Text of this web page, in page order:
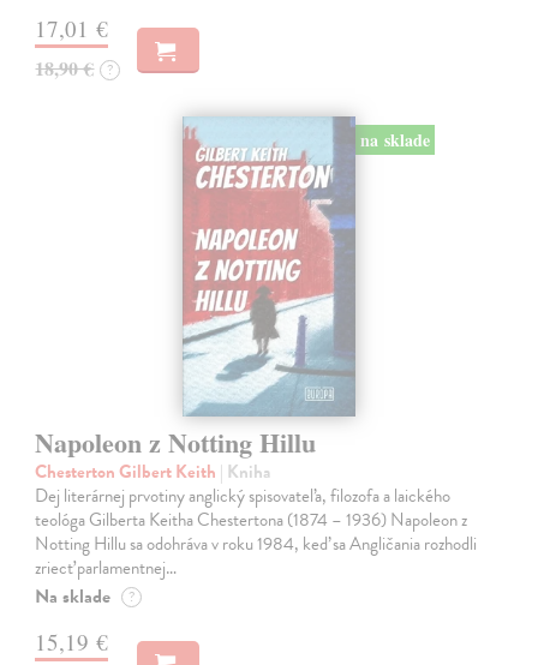
17,01 €
18,90 € ?
na sklade
Napoleon z Notting Hillu
Chesterton Gilbert Keith | Kniha
Dej literárnej prvotiny anglický spisovateľa, filozofa a laického
teológa Gilberta Keitha Chestertona (1874 – 1936) Napoleon z
Notting Hillu sa odohráva v roku 1984, keď sa Angličania rozhodli
zriecť parlamentnej…
Na sklade ?
15,19 €